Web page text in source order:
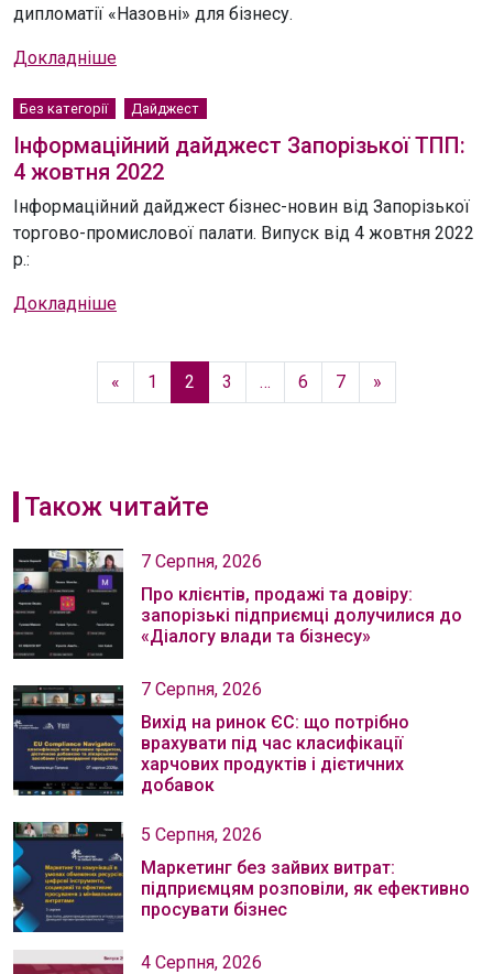
дипломатії «Назовні» для бізнесу.
Докладніше
Без категорії Дайджест
Інформаційний дайджест Запорізької ТПП:
4 жовтня 2022
Інформаційний дайджест бізнес-новин від Запорізької
торгово-промислової палати. Випуск від 4 жовтня 2022
р.:
Докладніше
« 1 2 3 … 6 7 »
Також читайте
7 Серпня, 2026
Про клієнтів, продажі та довіру:
запорізькі підприємці долучилися до
«Діалогу влади та бізнесу»
7 Серпня, 2026
Вихід на ринок ЄС: що потрібно
врахувати під час класифікації
харчових продуктів і дієтичних
добавок
5 Серпня, 2026
Маркетинг без зайвих витрат:
підприємцям розповіли, як ефективно
просувати бізнес
4 Серпня, 2026